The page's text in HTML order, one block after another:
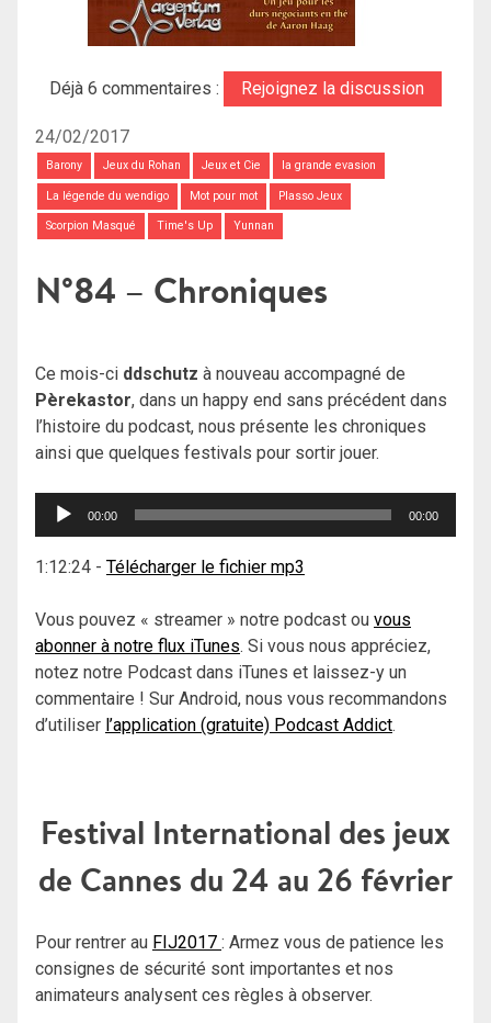
Déjà 6 commentaires : Rejoignez la discussion
24/02/2017
Barony Jeux du Rohan Jeux et Cie la grande evasion
La légende du wendigo Mot pour mot Plasso Jeux
Scorpion Masqué Time's Up Yunnan
N°84 – Chroniques
Ce mois-ci ddschutz à nouveau accompagné de
Pèrekastor, dans un happy end sans précédent dans
l’histoire du podcast, nous présente les chroniques
ainsi que quelques festivals pour sortir jouer.
Lecteur
00:00 00:00
1:12:24 - Télécharger le fichier mp3
Vous pouvez « streamer » notre podcast ou vous
abonner à notre flux iTunes. Si vous nous appréciez,
notez notre Podcast dans iTunes et laissez-y un
commentaire ! Sur Android, nous vous recommandons
d’utiliser l’application (gratuite) Podcast Addict.
Festival International des jeux
de Cannes du 24 au 26 février
Pour rentrer au FIJ2017 : Armez vous de patience les
consignes de sécurité sont importantes et nos
animateurs analysent ces règles à observer.